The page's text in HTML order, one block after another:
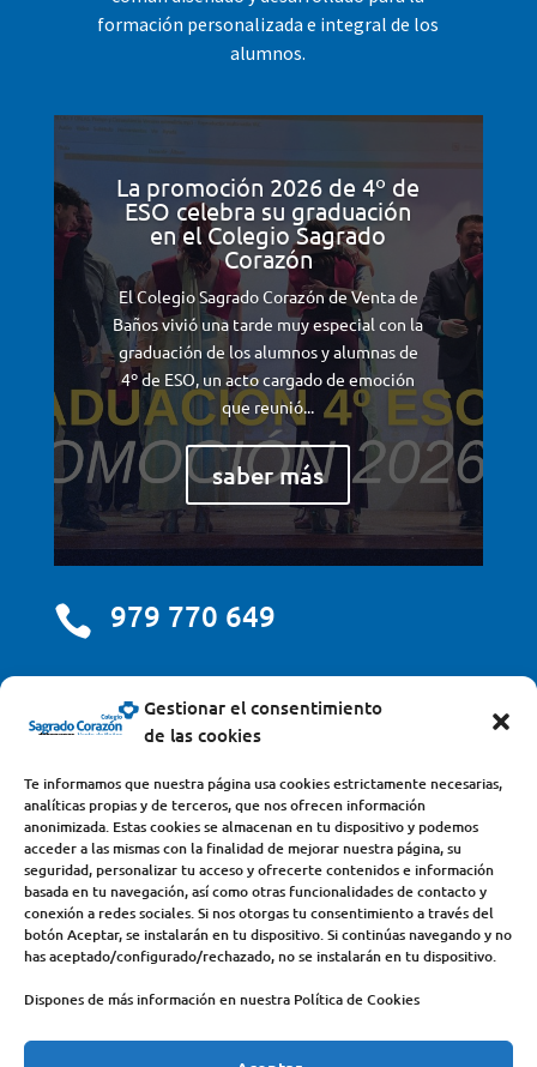
Gestionar el consentimiento
de las cookies
Te informamos que nuestra página usa cookies estrictamente necesarias,
analíticas propias y de terceros, que nos ofrecen información
anonimizada. Estas cookies se almacenan en tu dispositivo y podemos
acceder a las mismas con la finalidad de mejorar nuestra página, su
seguridad, personalizar tu acceso y ofrecerte contenidos e información
basada en tu navegación, así como otras funcionalidades de contacto y
conexión a redes sociales. Si nos otorgas tu consentimiento a través del
botón Aceptar, se instalarán en tu dispositivo. Si continúas navegando y no
has aceptado/configurado/rechazado, no se instalarán en tu dispositivo.
Dispones de más información en nuestra Política de Cookies
formación personalizada e integral de los
alumnos.
La promoción 2026 de 4º de
ESO celebra su graduación
en el Colegio Sagrado
Corazón
El Colegio Sagrado Corazón de Venta de
Baños vivió una tarde muy especial con la
graduación de los alumnos y alumnas de
4º de ESO, un acto cargado de emoción
que reunió...
saber más
 979 770 649
centro@scjdehon.com
Colegio y Seminario Sagrado Corazón
Avda. Castilla y León, s/n – 34200 – Venta de Baños
(Palencia) – Teléfono 979770649